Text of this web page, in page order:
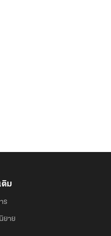
ติม
ร
ยาย